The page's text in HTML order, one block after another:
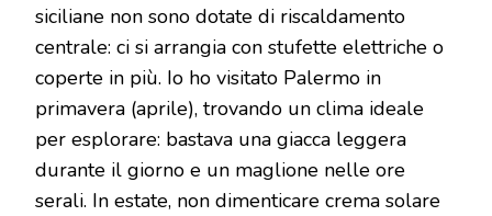
siciliane non sono dotate di riscaldamento
centrale: ci si arrangia con stufette elettriche o
coperte in più. Io ho visitato Palermo in
primavera (aprile), trovando un clima ideale
per esplorare: bastava una giacca leggera
durante il giorno e un maglione nelle ore
serali. In estate, non dimenticare crema solare